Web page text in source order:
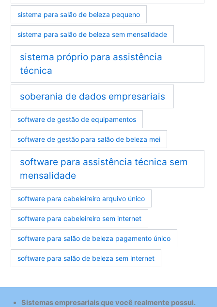
sistema para salão de beleza pequeno
sistema para salão de beleza sem mensalidade
sistema próprio para assistência
técnica
soberania de dados empresariais
software de gestão de equipamentos
software de gestão para salão de beleza mei
software para assistência técnica sem
mensalidade
software para cabeleireiro arquivo único
software para cabeleireiro sem internet
software para salão de beleza pagamento único
software para salão de beleza sem internet
Sistemas empresariais que você realmente possui.